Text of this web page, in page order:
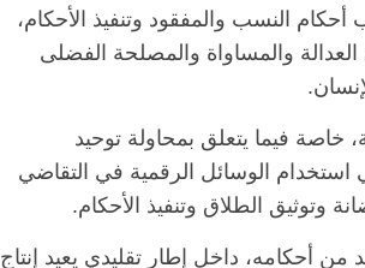
أحكام النسب والمفقود وتنفيذ الأحكام،
والمساواة والمصلحة الفضلى
فيما يتعلق بمحاولة توحيد
استخدام الوسائل الرقمية في التقاضي
وتوثيق الطلاق وتنفيذ الأحكام.
أحكامه، داخل إطار تقليدي يعيد إنتاج